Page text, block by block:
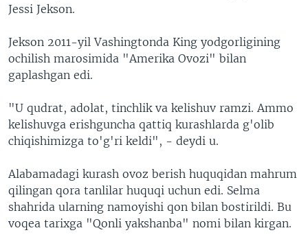
Jessi Jekson.
Jekson 2011-yil Vashingtonda King yodgorligining
ochilish marosimida "Amerika Ovozi" bilan
gaplashgan edi.
"U qudrat, adolat, tinchlik va kelishuv ramzi. Ammo
kelishuvga erishguncha qattiq kurashlarda g'olib
chiqishimizga to'g'ri keldi", - deydi u.
Alabamadagi kurash ovoz berish huquqidan mahrum
qilingan qora tanlilar huquqi uchun edi. Selma
shahrida ularning namoyishi qon bilan bostirildi. Bu
voqea tarixga "Qonli yakshanba" nomi bilan kirgan.